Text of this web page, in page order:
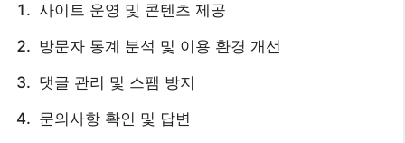
사이트 운영 및 콘텐츠 제공
방문자 통계 분석 및 이용 환경 개선
댓글 관리 및 스팸 방지
문의사항 확인 및 답변